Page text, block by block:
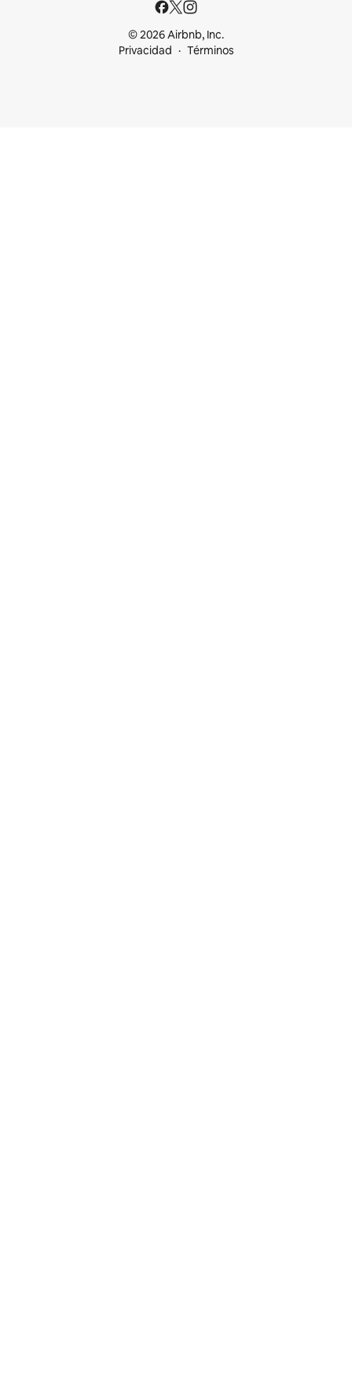
© 2026 Airbnb, Inc.
Privacidad
Términos